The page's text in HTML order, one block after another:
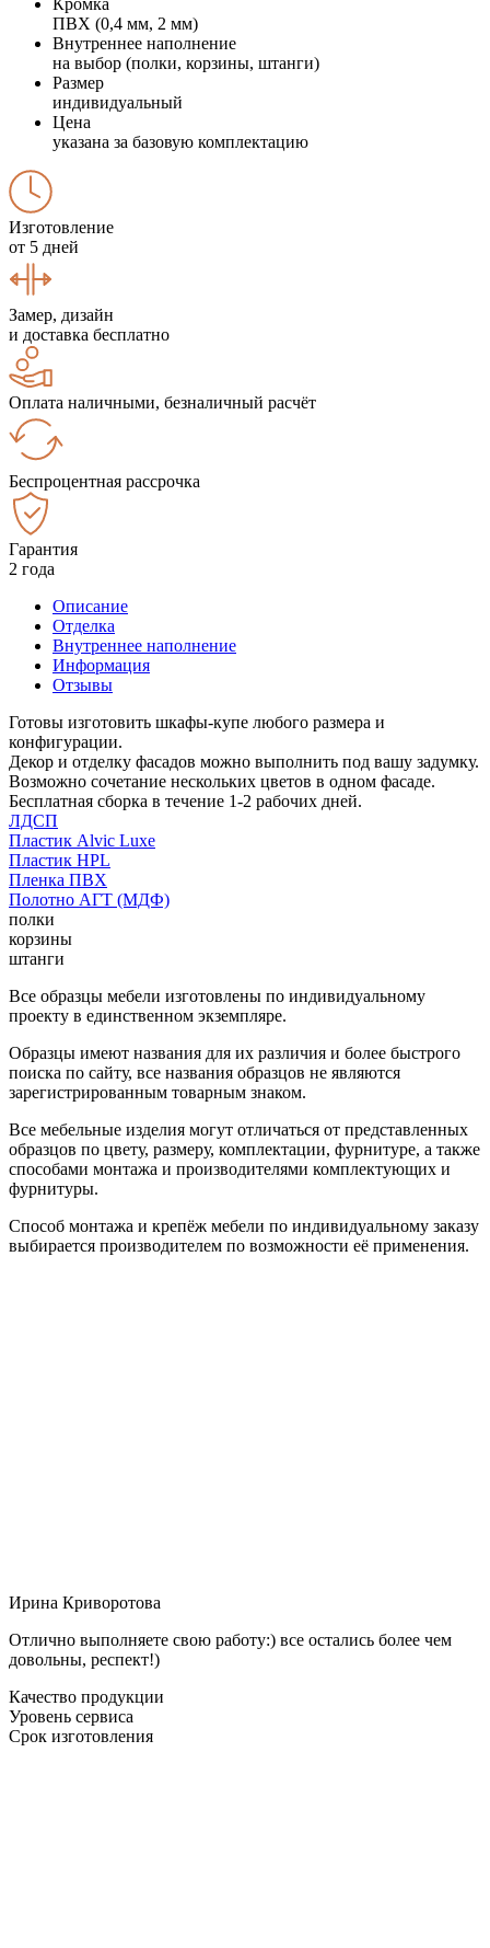
ПВХ (0,4 мм, 2 мм)
Внутреннее наполнение
на выбор (полки, корзины, штанги)
Размер
индивидуальный
Цена
указана за базовую комплектацию
Изготовление
от 5 дней
Замер, дизайн
и доставка бесплатно
Оплата наличными, безналичный расчёт
Беспроцентная рассрочка
Гарантия
2 года
Описание
Отделка
Внутреннее наполнение
Информация
Отзывы
Готовы изготовить шкафы-купе любого размера и
конфигурации.
Декор и отделку фасадов можно выполнить под вашу задумку.
Возможно сочетание нескольких цветов в одном фасаде.
Бесплатная сборка в течение 1-2 рабочих дней.
ЛДСП
Пластик Alvic Luxe
Пластик HPL
Пленка ПВХ
Полотно АГТ (МДФ)
полки
корзины
штанги
Все образцы мебели изготовлены по индивидуальному
проекту в единственном экземпляре.
Образцы имеют названия для их различия и более быстрого
поиска по сайту, все названия образцов не являются
зарегистрированным товарным знаком.
Все мебельные изделия могут отличаться от представленных
образцов по цвету, размеру, комплектации, фурнитуре, а также
способами монтажа и производителями комплектующих и
фурнитуры.
Способ монтажа и крепёж мебели по индивидуальному заказу
выбирается производителем по возможности её применения.
Ирина Криворотова
Отлично выполняете свою работу:) все остались более чем
довольны, респект!)
Качество продукции
Уровень сервиса
Срок изготовления